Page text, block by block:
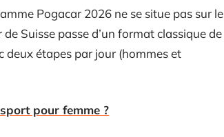
Pogacar 2026 ne se situe pas sur le
Suisse passe d’un format classique de
deux étapes par jour (hommes et
pour femme ?